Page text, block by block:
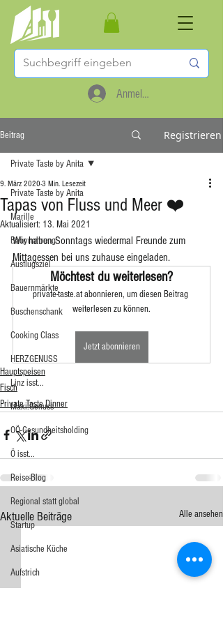
Anmelden
Beitrag Registrieren
Private Taste by Anita
Marille
Babynahrung
Ausflugsziel
Bauernmärkte
Buschenschank
Cooking Class
HERZGENUSS
Linz isst...
Maxi.Genuss
OÖ-Gesundheitsholding
Ö isst...
Reise-Blog
Regional statt global
Startup
Asiatische Küche
Aufstrich
Private Taste by Anita
Tapas von Fluss und Meer ❤️
9. März 2020 3 Min. Lesezeit
Aktualisiert: 13. Mai 2021
Wir haben Sonntags wiedermal Freunde zum
Mittagessen bei uns zuhause eingeladen.
Möchtest du weiterlesen?
private-taste.at abonnieren, um diesen Beitrag
weiterlesen zu können.
Jetzt abonnieren
Hauptspeisen
Fisch
Private Taste Dinner
Aktuelle Beiträge Alle ansehen